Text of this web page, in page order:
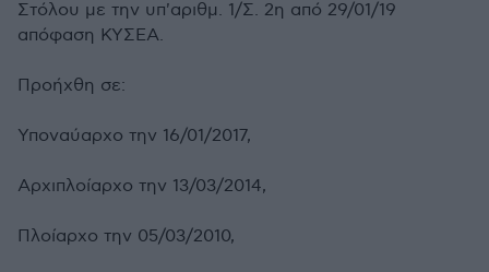
Στόλου με την υπ'αριθμ. 1/Σ. 2η από 29/01/19
απόφαση ΚΥΣΕΑ.
Προήχθη σε:
Υποναύαρχο την 16/01/2017,
Αρχιπλοίαρχο την 13/03/2014,
Πλοίαρχο την 05/03/2010,